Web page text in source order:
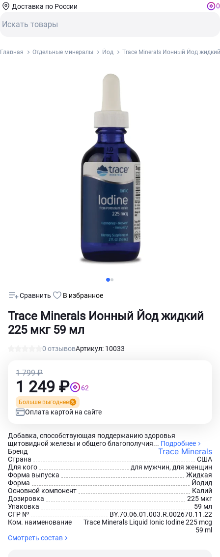
Доставка по России 0
Главная Отдельные минералы Йод Trace Minerals Ионный Йод
Trace Minerals Ионный Йод жидкий
225 мкг 59 мл
0 отзывовАртикул: 10033
Сравнить В избранное
Добавка, способствующая поддержанию здоровья
щитовидной железы и общего благополучия... Подробнее
Бренд
Trace Minerals
Страна
США
Для кого
для мужчин, для женщин
Форма выпуска
Жидкая
Форма
Йодид
Основной компонент
Калий
Дозировка
225 мкг
Упаковка
59 мл
СГР №
BY.70.06.01.003.R.002670.11.22
Ком. наименование
Trace Minerals Liquid Ionic Iodine 225 mcg
59 ml
Смотреть состав
1 799 ₽
1 249 ₽ 62
Больше выгоднее
Оплата картой на сайте